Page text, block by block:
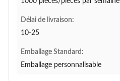
Délai de livraison:
10-25
Emballage Standard:
Emballage personnalisable